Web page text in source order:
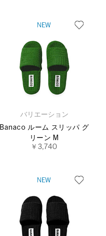
バリエーション
Banaco ルーム スリッパ グ
リーン M
￥3,740